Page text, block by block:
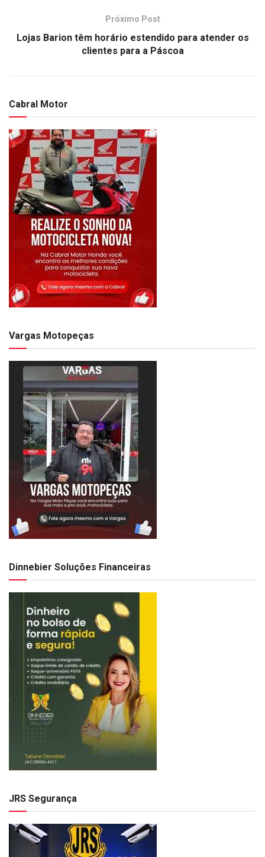
Próximo Post
Lojas Barion têm horário estendido para atender os
clientes para a Páscoa
Cabral Motor
Vargas Motopeças
Dinnebier Soluções Financeiras
JRS Segurança